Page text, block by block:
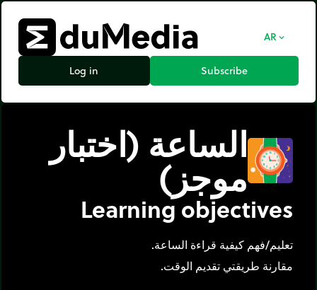
AR expand_more
Log in Subscribe
الساعة (اختبار
موجز)
Learning objectives
تعليم/فهم كيفية قراءة الساعة.
مقارنة طريقتي تقديم الوقت.